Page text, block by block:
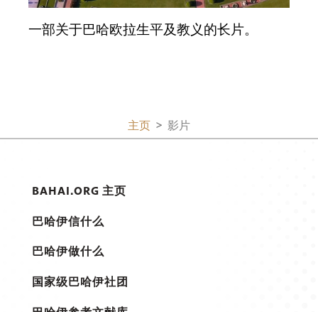
一部关于巴哈欧拉生平及教义的长片。
主页 影片
BAHAI.ORG 主页
巴哈伊信什么
巴哈伊做什么
国家级巴哈伊社团